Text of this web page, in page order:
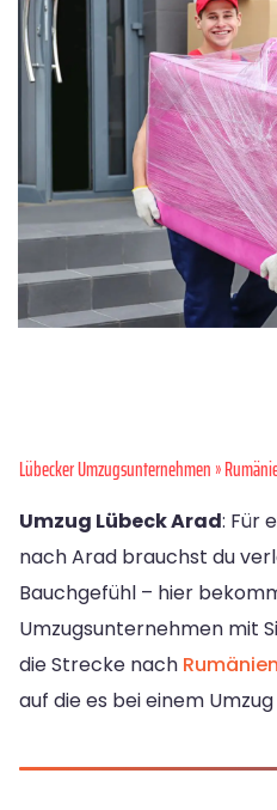
Lübecker Umzugsunternehmen»
Umzug Lübeck Arad: Für
nach Arad brauchst du
Bauchgefühl – hier
Umzugsunternehmen mit
die Strecke nach Rumänien
auf die es bei einem